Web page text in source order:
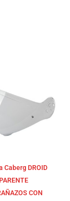
Caberg DROID
CON